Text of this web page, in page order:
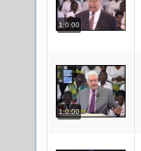
1:0:00
1:0:00